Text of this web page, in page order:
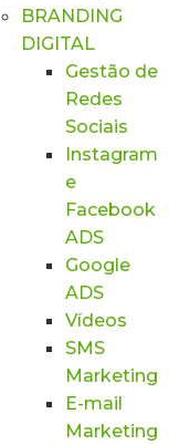
BRANDING
DIGITAL
Gestão de
Redes
Sociais
Instagram
e
Facebook
ADS
Google
ADS
Vídeos
SMS
Marketing
E-mail
Marketing